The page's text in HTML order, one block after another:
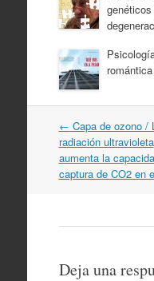
Navegación
por
artículos
← Capa de ozono /
radiación ultravioleta
aumenta la
captura de CO2 en
Deja una